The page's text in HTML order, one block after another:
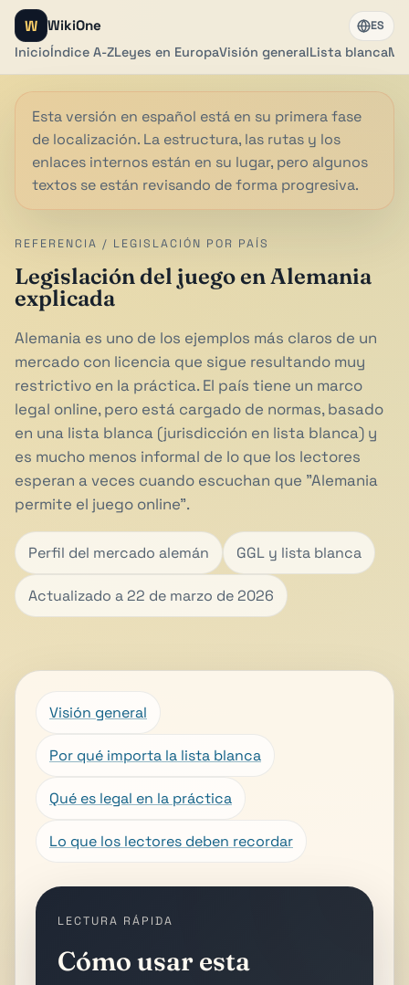
W WikiOne
InicioÍndice A-ZLeyes en EuropaVisión generalLista blanca
ES
Esta versión en español está en su primera fase
de localización. La estructura, las rutas y los
enlaces internos están en su lugar, pero algunos
textos se están revisando de forma progresiva.
REFERENCIA / LEGISLACIÓN POR PAÍS
Legislación del juego en Alemania
explicada
Alemania es uno de los ejemplos más claros de un
mercado con licencia que sigue resultando muy
restrictivo en la práctica. El país tiene un marco
legal online, pero está cargado de normas, basado
en una lista blanca (jurisdicción en lista blanca) y
es mucho menos informal de lo que los lectores
esperan a veces cuando escuchan que "Alemania
permite el juego online".
Perfil del mercado alemán GGL y lista blanca
Actualizado a 22 de marzo de 2026
Visión general
Por qué importa la lista blanca
Qué es legal en la práctica
Lo que los lectores deben recordar
LECTURA RÁPIDA
Cómo usar esta